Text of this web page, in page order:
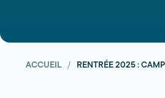
ACCUEIL RENTRÉE 2025 :